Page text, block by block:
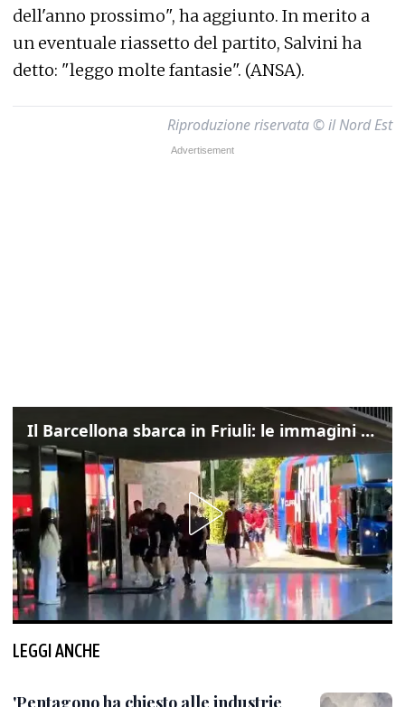
dell'anno prossimo", ha aggiunto. In merito a
un eventuale riassetto del partito, Salvini ha
detto: "leggo molte fantasie". (ANSA).
Riproduzione riservata © il Nord Est
Il Barcellona sbarca in Friuli: le immagini dell'arrivo in albergo
LEGGI ANCHE
'Pentagono ha chiesto alle industrie